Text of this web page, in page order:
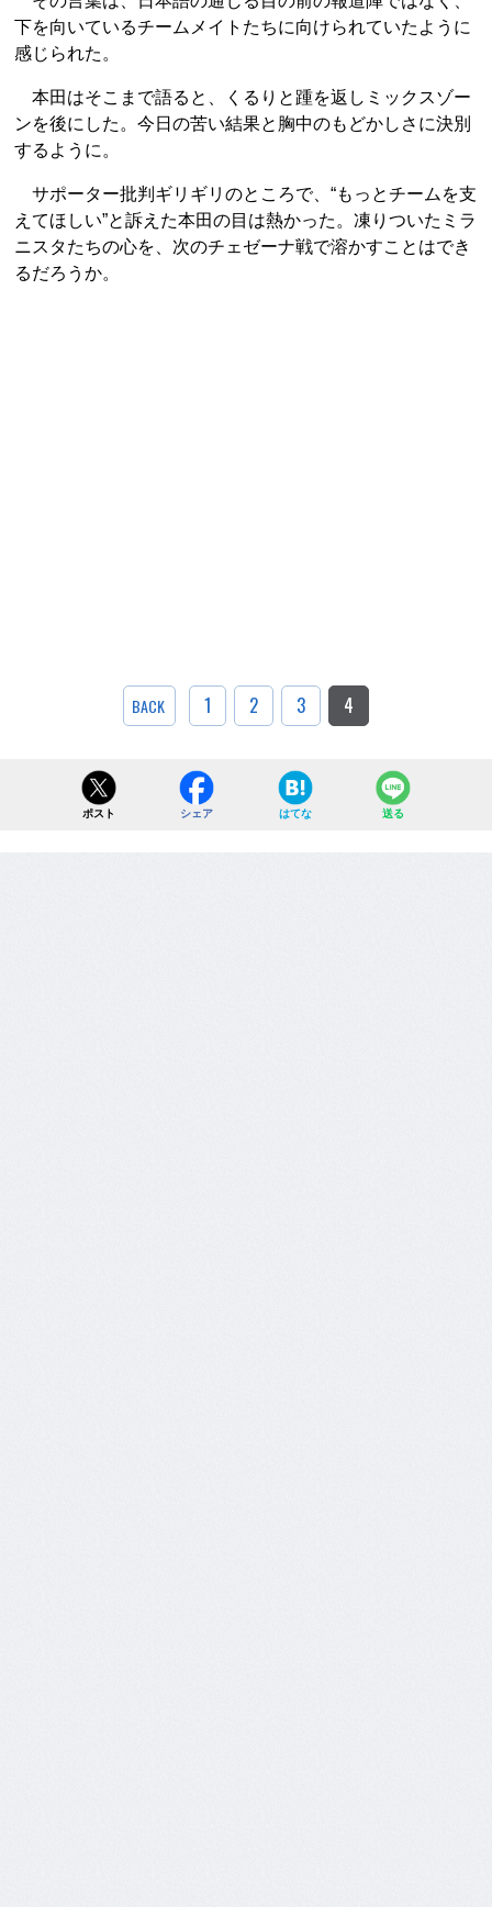
下を向いているチームメイトたちに向けられていたように
感じられた。
本田はそこまで語ると、くるりと踵を返しミックスゾー
ンを後にした。今日の苦い結果と胸中のもどかしさに決別
するように。
サポーター批判ギリギリのところで、“もっとチームを支
えてほしい”と訴えた本田の目は熱かった。凍りついたミラ
ニスタたちの心を、次のチェゼーナ戦で溶かすことはでき
るだろうか。
BACK 1 2 3 4
ポスト シェア はてな 送る